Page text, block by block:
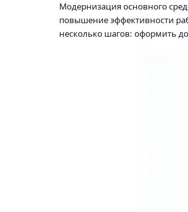
Модернизация основного
повышение эффективности
несколько шагов: оформить